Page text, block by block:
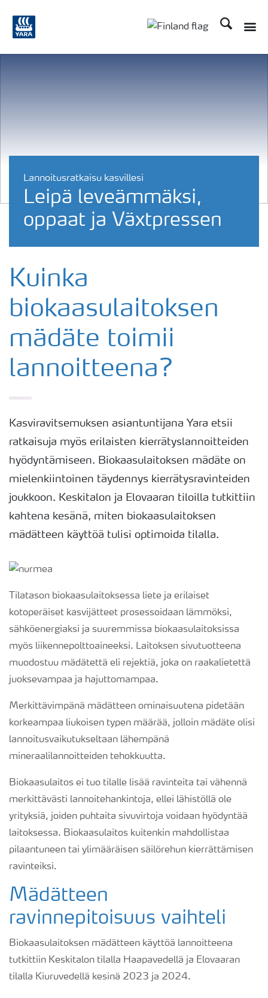
Etsi
Lannoitusratkaisu kasvillesi
Leipä leveämmäksi,
oppaat ja Växtpressen
Kuinka
biokaasulaitoksen
mädäte toimii
lannoitteena?
Kasviravitsemuksen asiantuntijana Yara etsii
ratkaisuja myös erilaisten kierrätyslannoitteiden
hyödyntämiseen. Biokaasulaitoksen mädäte on
mielenkiintoinen täydennys kierrätysravinteiden
joukkoon. Keskitalon ja Elovaaran tiloilla tutkittiin
kahtena kesänä, miten biokaasulaitoksen
mädätteen käyttöä tulisi optimoida tilalla.
Tilatason biokaasulaitoksessa liete ja erilaiset
kotoperäiset kasvijätteet prosessoidaan lämmöksi,
sähköenergiaksi ja suuremmissa biokaasulaitoksissa
myös liikennepolttoaineeksi. Laitoksen sivutuotteena
muodostuu mädätettä eli rejektiä, joka on raakalietettä
juoksevampaa ja hajuttomampaa.
Merkittävimpänä mädätteen ominaisuutena pidetään
korkeampaa liukoisen typen määrää, jolloin mädäte olisi
lannoitusvaikutukseltaan lähempänä
mineraalilannoitteiden tehokkuutta.
Biokaasulaitos ei tuo tilalle lisää ravinteita tai vähennä
merkittävästi lannoitehankintoja, ellei lähistöllä ole
yrityksiä, joiden puhtaita sivuvirtoja voidaan hyödyntää
laitoksessa. Biokaasulaitos kuitenkin mahdollistaa
pilaantuneen tai ylimääräisen säilörehun kierrättämisen
ravinteiksi.
Mädätteen
ravinnepitoisuus vaihteli
Biokaasulaitoksen mädätteen käyttöä lannoitteena
tutkittiin Keskitalon tilalla Haapavedellä ja Elovaaran
tilalla Kiuruvedellä kesinä 2023 ja 2024.